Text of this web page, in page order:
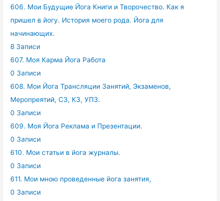
606. Мои Будущие Йога Книги и Творочество. Как я
пришел в йогу. История моего рода. Йога для
начинающих.
8 Записи
607. Моя Карма Йога Работа
0 Записи
608. Мои Йога Трансляции Занятий, Экзаменов,
Меропреятий, СЗ, КЗ, УПЗ.
0 Записи
609. Моя Йога Реклама и Презентации.
0 Записи
610. Мои статьи в йога журналы.
0 Записи
611. Мои мною проведенные йога занятия,
0 Записи